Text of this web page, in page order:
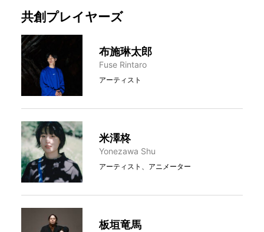
共創プレイヤーズ
布施琳太郎
Fuse Rintaro
アーティスト
米澤柊
Yonezawa Shu
アーティスト、アニメーター
板垣竜馬